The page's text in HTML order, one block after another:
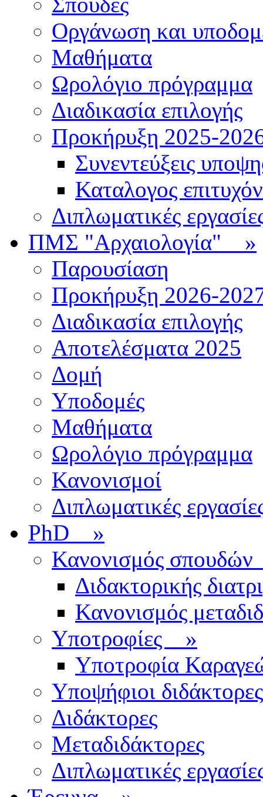
Οργάνωση και
Μαθήματα
Ωρολόγιο πρόγραμμα
Διαδικασία επιλογής
Πρoκήρυξη 2025-
Συνεντεύξεις
Καταλογος
Διπλωματικές
ΠΜΣ "Αρχαιολογία" »
Παρουσίαση
Προκήρυξη 2026-
Διαδικασία επιλογής
Αποτελέσματα 2025
Δομή
Υποδομές
Μαθήματα
Ωρολόγιο πρόγραμμα
Κανονισμοί
Διπλωματικές
PhD »
Κανονισμός
Διδακτορικής
Κανονισμός
Υποτροφίες »
Υποτροφία
Υποψήφιοι διδάκτορες
Διδάκτορες
Μεταδιδάκτορες
Διπλωματικές